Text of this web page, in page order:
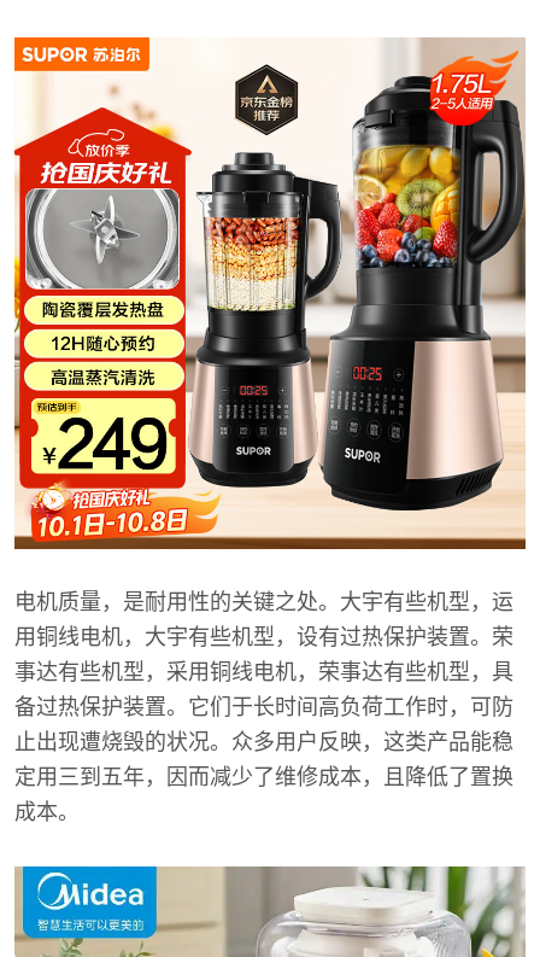
电机质量，是耐用性的关键之处。大宇有些机型，运
用铜线电机，大宇有些机型，设有过热保护装置。荣
事达有些机型，采用铜线电机，荣事达有些机型，具
备过热保护装置。它们于长时间高负荷工作时，可防
止出现遭烧毁的状况。众多用户反映，这类产品能稳
定用三到五年，因而减少了维修成本，且降低了置换
成本。